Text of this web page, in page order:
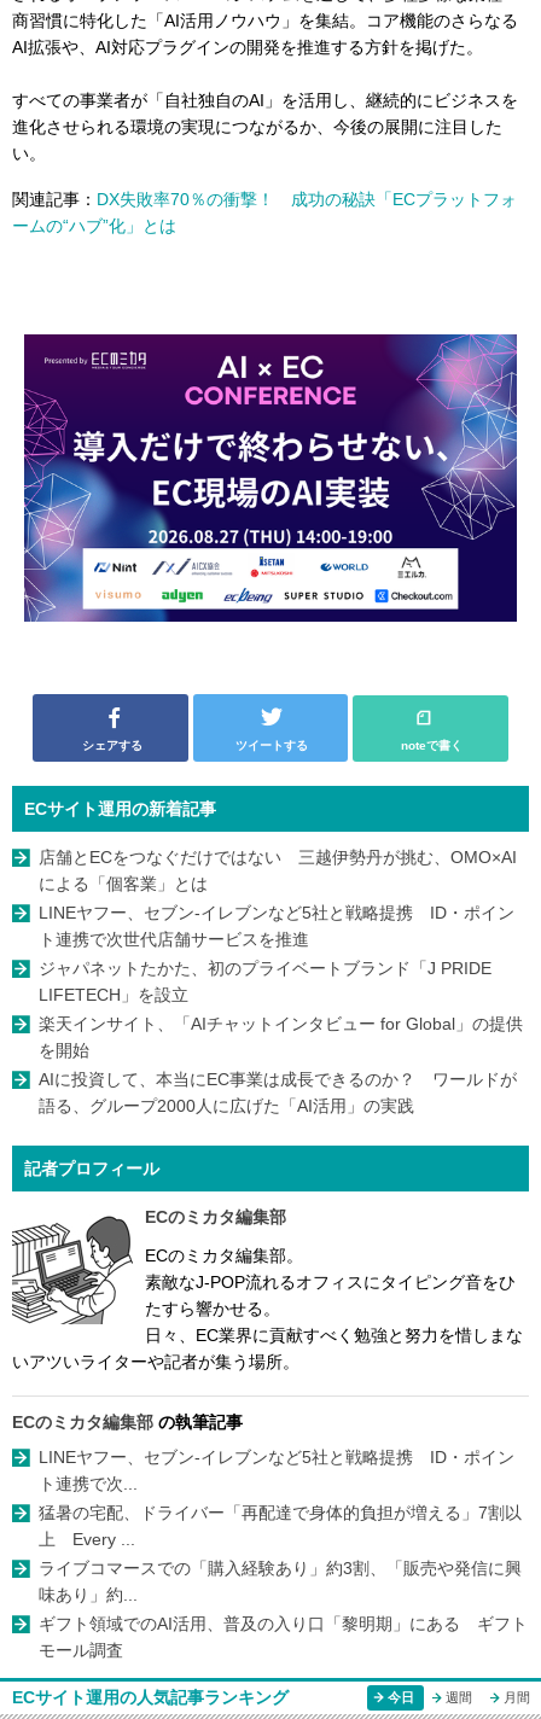
商習慣に特化した「AI活用ノウハウ」を集結。コア機能のさらなる
AI拡張や、AI対応プラグインの開発を推進する方針を掲げた。
すべての事業者が「自社独自のAI」を活用し、継続的にビジネスを
進化させられる環境の実現につながるか、今後の展開に注目した
い。
関連記事： DX失敗率70％の衝撃！ 成功の秘訣「ECプラットフォ
ームの“ハブ”化」とは
シェアする ツイートする noteで書く
ECサイト運用の新着記事
店舗とECをつなぐだけではない 三越伊勢丹が挑む、OMO×AI
による「個客業」とは
LINEヤフー、セブン-イレブンなど5社と戦略提携 ID・ポイン
ト連携で次世代店舗サービスを推進
ジャパネットたかた、初のプライベートブランド「J PRIDE
LIFETECH」を設立
楽天インサイト、「AIチャットインタビュー for Global」の提供
を開始
AIに投資して、本当にEC事業は成長できるのか？ ワールドが
語る、グループ2000人に広げた「AI活用」の実践
記者プロフィール
ECのミカタ編集部
ECのミカタ編集部。
素敵なJ-POP流れるオフィスにタイピング音をひ
たすら響かせる。
日々、EC業界に貢献すべく勉強と努力を惜しまな
いアツいライターや記者が集う場所。
ECのミカタ編集部 の執筆記事
LINEヤフー、セブン-イレブンなど5社と戦略提携 ID・ポイン
ト連携で次...
猛暑の宅配、ドライバー「再配達で身体的負担が増える」7割以
上 Every ...
ライブコマースでの「購入経験あり」約3割、「販売や発信に興
味あり」約...
ギフト領域でのAI活用、普及の入り口「黎明期」にある ギフト
モール調査
ECサイト運用の人気記事ランキング 今日 週間 月間